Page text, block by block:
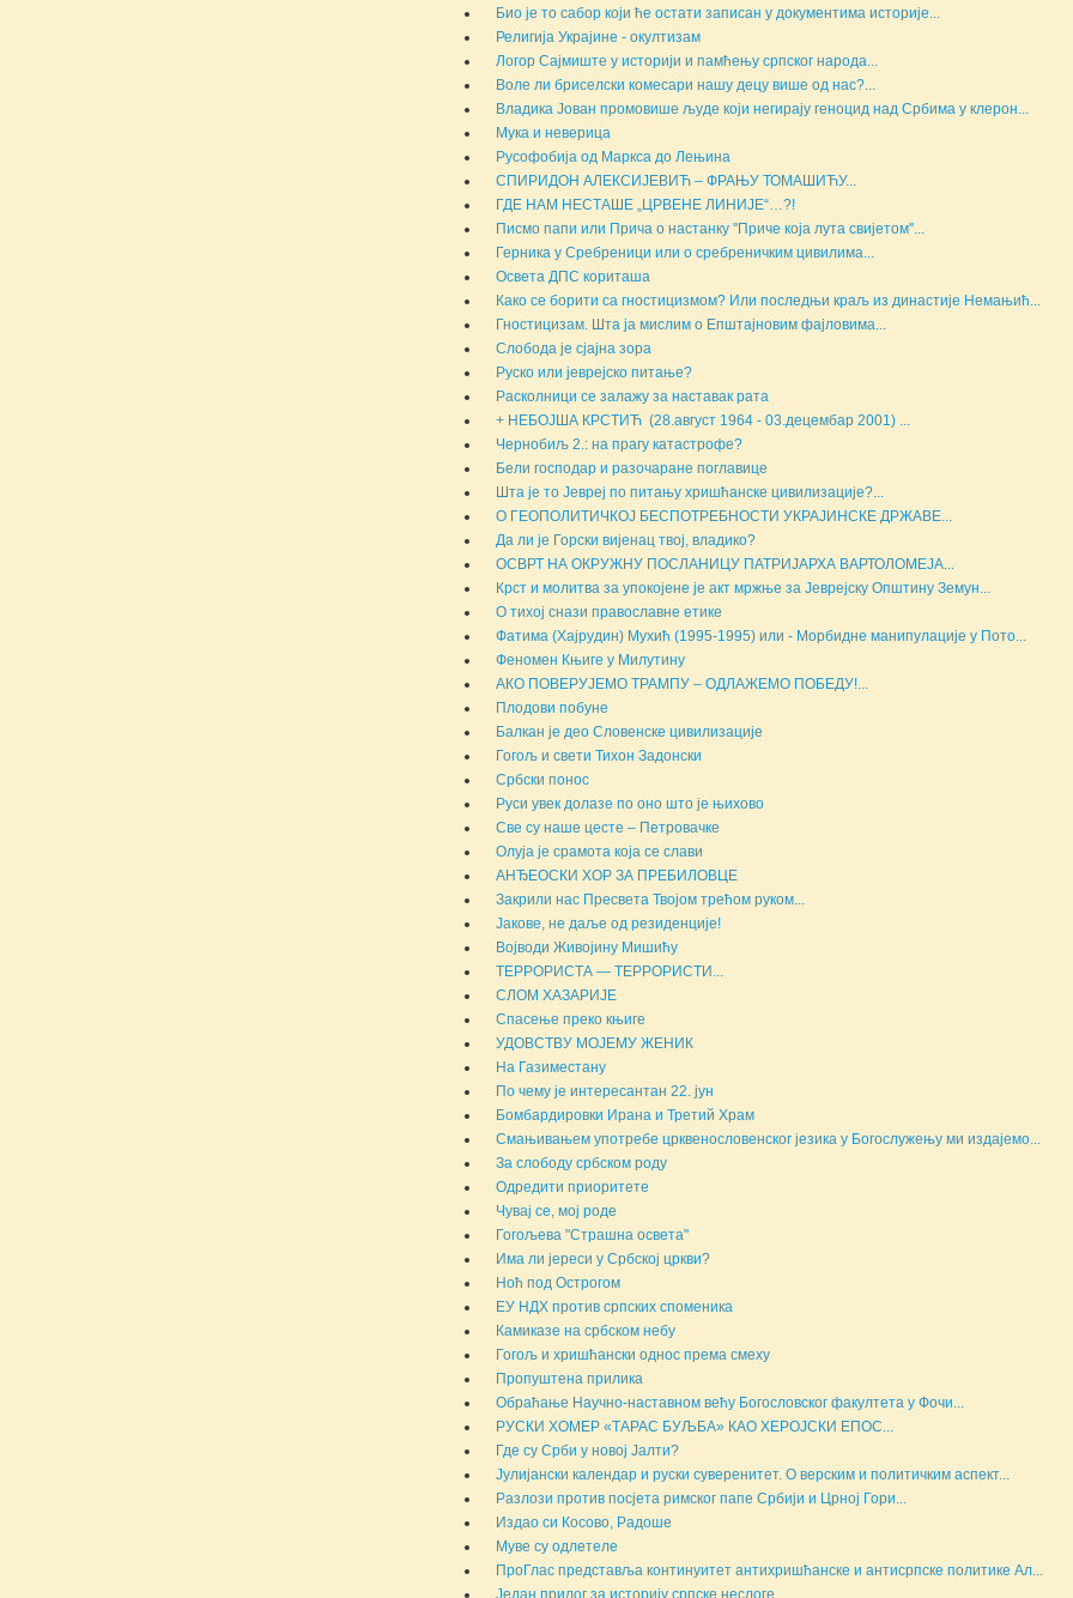
Био је то сабор који ће остати записан у документима историје...
Религија Украјине - окултизам
Логор Сајмиште у историји и памћењу српског народа...
Воле ли бриселски комесари нашу децу више од нас?...
Владика Јован промовише људе који негирају геноцид над Србима у клерон...
Мука и неверица
Русофобија од Маркса до Лењина
СПИРИДОН АЛЕКСИЈЕВИЋ – ФРАЊУ ТОМАШИЋУ...
ГДЕ НАМ НЕСТАШЕ „ЦРВЕНЕ ЛИНИЈЕ“…?!
Писмо папи или Прича о настанку ''Приче која лута свијетом''...
Герника у Сребреници или о сребреничким цивилима...
Освета ДПС кориташа
Како се борити са гностицизмом? Или последњи краљ из династије Немањић...
Гностицизам. Шта ја мислим о Епштајновим фајловима...
Слобода је сјајна зора
Руско или јеврејско питање?
Расколници се залажу за наставак рата
+ НЕБОЈША КРСТИЋ (28.август 1964 - 03.децембар 2001) ...
Чернобиљ 2.: на прагу катастрофе?
Бели господар и разочаране поглавице
Шта је то Јевреј по питању хришћанске цивилизације?...
О ГЕОПОЛИТИЧКОЈ БЕСПОТРЕБНОСТИ УКРАЈИНСКЕ ДРЖАВЕ...
Да ли је Горски вијенац твој, владико?
ОСВРТ НА ОКРУЖНУ ПОСЛАНИЦУ ПАТРИЈАРХА ВАРТОЛОМЕЈА...
Крст и молитва за упокојене је акт мржње за Јеврејску Општину Земун...
О тихој снази православне етике
Фатима (Хајрудин) Мухић (1995-1995) или - Морбидне манипулације у Пото...
Феномен Књиге у Милутину
АКО ПОВЕРУЈЕМО ТРАМПУ – ОДЛАЖЕМО ПОБЕДУ!...
Плодови побуне
Балкан је део Словенске цивилизације
Гогољ и свети Тихон Задонски
Србски понос
Руси увек долазе по оно што је њихово
Све су наше цесте – Петровачке
Олуја је срамота која се слави
АНЂЕОСКИ ХОР ЗА ПРЕБИЛОВЦЕ
Закрили нас Пресвета Твојом трећом руком...
Јакове, не даље од резиденције!
Војводи Живојину Мишићу
ТЕРРОРИСТА — ТЕРРОРИСТИ...
СЛОМ ХАЗАРИЈЕ
Спасење преко књиге
УДОВСТВУ МОЈЕМУ ЖЕНИК
На Газиместану
По чему је интересантан 22. јун
Бомбардировки Ирана и Третий Храм
Смањивањем употребе црквенословенског језика у Богослужењу ми издајемо...
За слободу србском роду
Одредити приоритете
Чувај се, мој роде
Гогољева "Страшна освета"
Има ли јереси у Србској цркви?
Ноћ под Острогом
ЕУ НДХ против српских споменика
Камиказе на србском небу
Гогољ и хришћански однос према смеху
Пропуштена прилика
Обраћање Научно-наставном већу Богословског факултета у Фочи...
РУСКИ ХОМЕР «ТАРАС БУЉБА» КАО ХЕРОЈСКИ ЕПОС...
Где су Срби у новој Јалти?
Јулијански календар и руски суверенитет. О верским и политичким аспект...
Разлози против посјета римског папе Србији и Црној Гори...
Издао си Косово, Радоше
Муве су одлетеле
ПроГлас представља континуитет антихришћанске и антисрпске политике Ал...